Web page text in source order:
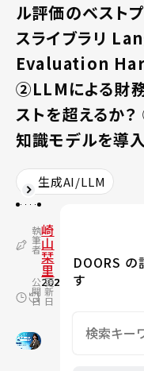
ル評価のベストプ
スライブラリ
Evaluation
②LLMによる財
ストを超えるか
知識モデルを導
生成AI/LLM
執
筆
者
崎
山
栞
里
公
開
日
2024.06.24
更
新
日
2024.09.04
DOORS の
す